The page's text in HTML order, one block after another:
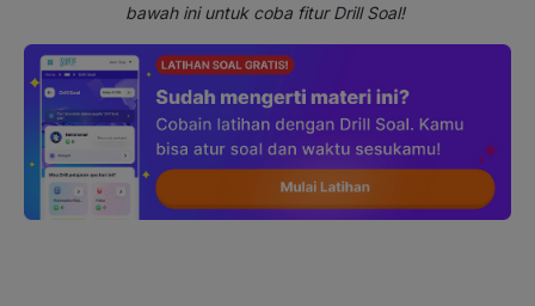
bawah ini untuk coba fitur Drill Soal!